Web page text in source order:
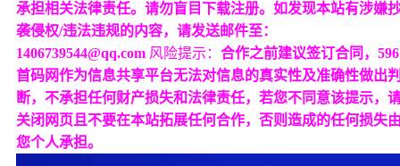
承担相关法律责任。请勿盲目下载注册。如发现本站有涉嫌
袭侵权/违法违规的内容，请发送邮件至：
1406739544@qq.com 风险提示： 合作之前建议签订合同，596
首码网作为信息共享平台无法对信息的真实性及准确性做出
断，不承担任何财产损失和法律责任，若您不同意该提示，
关闭网页且不要在本站拓展任何合作，否则造成的任何损失
您个人承担。